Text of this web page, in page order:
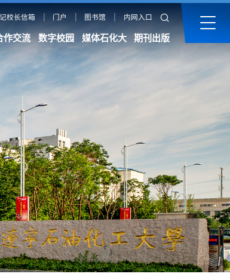
校长信箱 门户 图书馆 内网入口
作交流 数字校园 媒体石化大 期刊出版